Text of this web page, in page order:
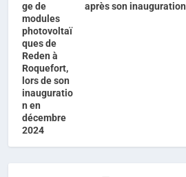
après son inauguration